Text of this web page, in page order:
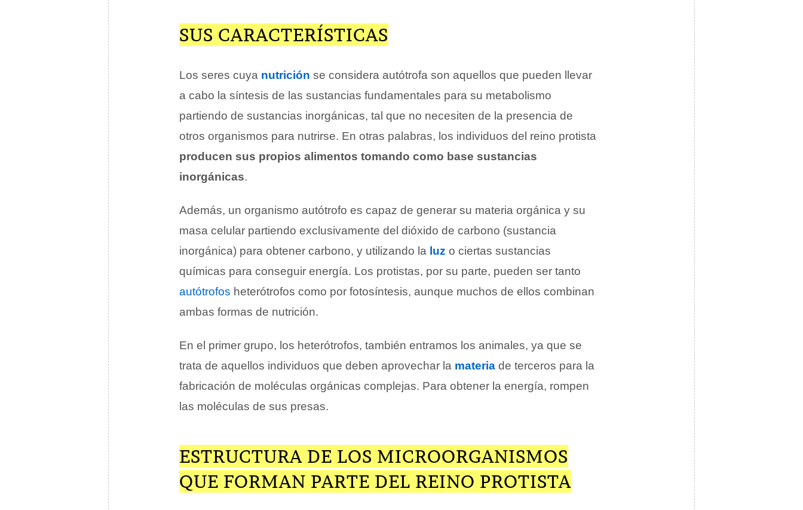
SUS CARACTERÍSTICAS
Los seres cuya nutrición se considera autótrofa son aquellos que pueden llevar
a cabo la síntesis de las sustancias fundamentales para su metabolismo
partiendo de sustancias inorgánicas, tal que no necesiten de la presencia de
otros organismos para nutrirse. En otras palabras, los individuos del reino protista
producen sus propios alimentos tomando como base sustancias
inorgánicas.
Además, un organismo autótrofo es capaz de generar su materia orgánica y su
masa celular partiendo exclusivamente del dióxido de carbono (sustancia
inorgánica) para obtener carbono, y utilizando la luz o ciertas sustancias
químicas para conseguir energía. Los protistas, por su parte, pueden ser tanto
autótrofos heterótrofos como por fotosíntesis, aunque muchos de ellos combinan
ambas formas de nutrición.
En el primer grupo, los heterótrofos, también entramos los animales, ya que se
trata de aquellos individuos que deben aprovechar la materia de terceros para la
fabricación de moléculas orgánicas complejas. Para obtener la energía, rompen
las moléculas de sus presas.
ESTRUCTURA DE LOS MICROORGANISMOS
QUE FORMAN PARTE DEL REINO PROTISTA